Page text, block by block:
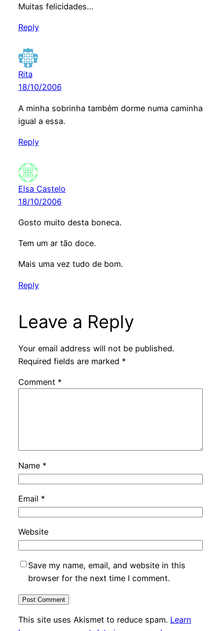
Muitas felicidades…
Reply
Rita
18/10/2006
A minha sobrinha também dorme numa caminha
igual a essa.
Reply
Elsa Castelo
18/10/2006
Gosto muito desta boneca.
Tem um ar tão doce.
Mais uma vez tudo de bom.
Reply
Leave a Reply
Your email address will not be published.
Required fields are marked *
Comment *
Name *
Email *
Website
Save my name, email, and website in this
browser for the next time I comment.
This site uses Akismet to reduce spam. Learn